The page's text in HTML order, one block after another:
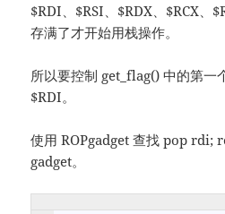
$RDI、$RSI、$RDX、$RCX、
存满了才开始用栈操作。
所以要控制 get_flag() 中的第一
$RDI。
使用 ROPgadget 查找 pop rdi;
gadget。